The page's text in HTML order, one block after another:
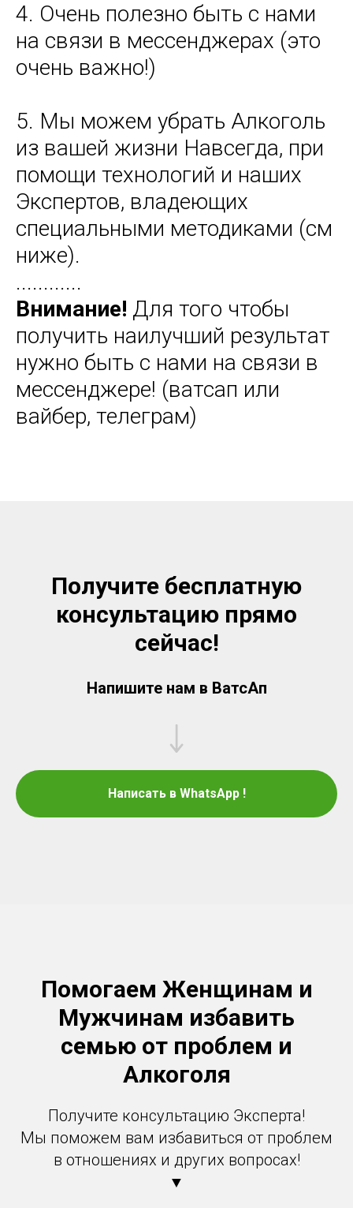
4. Очень полезно быть с нами
на связи в мессенджерах (это
очень важно!)
5. Мы можем убрать Алкоголь
из вашей жизни Навсегда, при
помощи технологий и наших
Экспертов, владеющих
специальными методиками (см
ниже).
............
Внимание! Для того чтобы
получить наилучший результат
нужно быть с нами на связи в
мессенджере! (ватсап или
вайбер, телеграм)
Получите бесплатную
консультацию прямо
сейчас!
Напишите нам в ВатсАп
Написать в WhatsApp !
Помогаем Женщинам и
Мужчинам избавить
семью от проблем и
Алкоголя
Получите консультацию Эксперта!
Мы поможем вам избавиться от проблем
в отношениях и других вопросах!
▼